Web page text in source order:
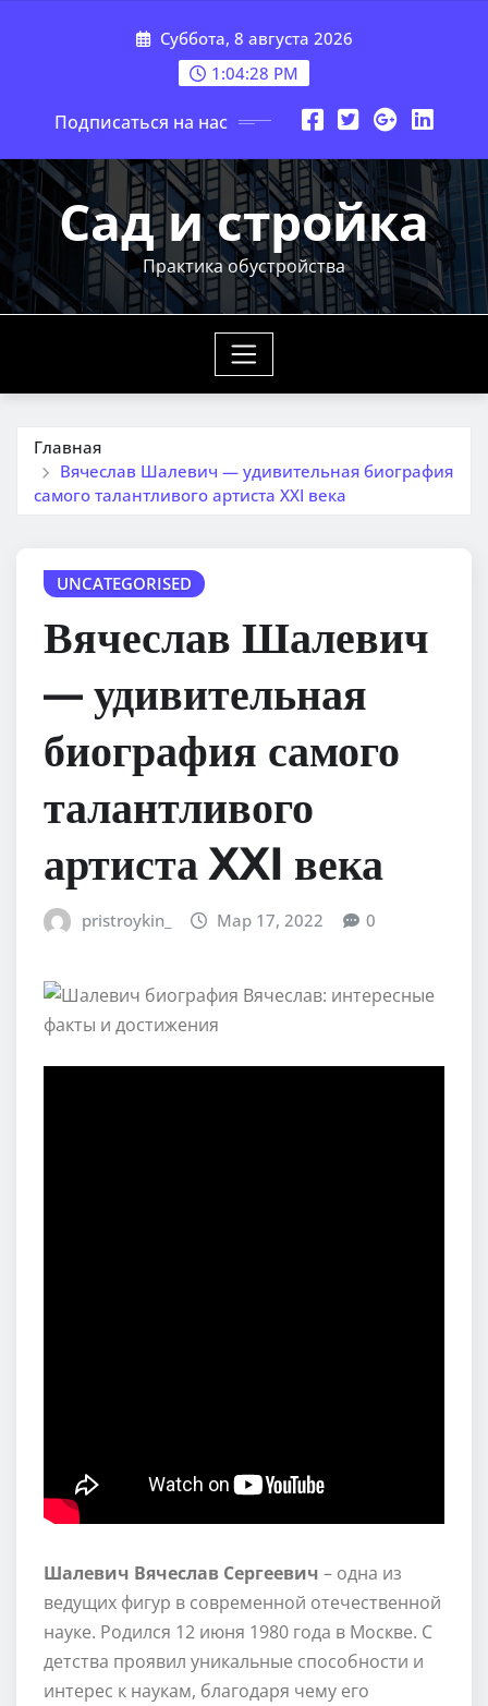
Суббота, 8 августа 2026
1:04:29 PM
Подписаться на нас
Сад и стройка
Практика обустройства
Главная
Вячеслав Шалевич — удивительная биография
самого талантливого артиста XXI века
UNCATEGORISED
Вячеслав Шалевич
— удивительная
биография самого
талантливого
артиста XXI века
pristroykin_ Мар 17, 2022 0
Шалевич Вячеслав Сергеевич – одна из
ведущих фигур в современной отечественной
науке. Родился 12 июня 1980 года в Москве. С
детства проявил уникальные способности и
интерес к наукам, благодаря чему его